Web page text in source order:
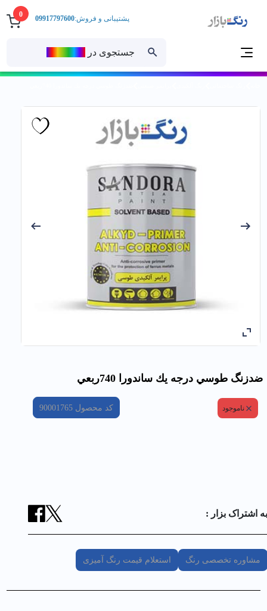
0
جستجوی در
پشتیبانی و فروش:09917797600
ضدزنگ طوسي درجه يك ساندورا 740ربعي
ناموجود کد محصول 90001765
به اشتراک بزار :
مشاوره تخصصی رنگ استعلام قیمت رنگ آمیزی